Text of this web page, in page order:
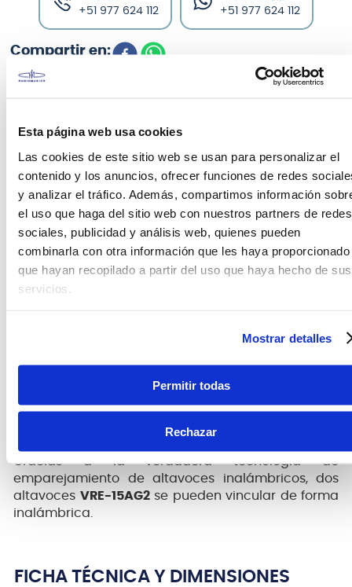
Esta página web usa cookies
Las cookies de este sitio web se usan para personalizar el
contenido y los anuncios, ofrecer funciones de redes
y analizar el tráfico. Además, compartimos información
el uso que haga del sitio web con nuestros partners de redes
sociales, publicidad y análisis web, quienes pueden
combinarla con otra información que les haya proporcionado
que hayan recopilado a partir del uso que haya hecho de sus
servicios.
Mostrar detalles
Permitir todas
Rechazar
+51 977 624 112 +51 977 624 112
CARACTERÍSTICAS DEL PRODUCTO
ElVRE-15AG2es la solución de audio ideal para
bandas, conferencias, anuncios, educación, fitness,
dj y más.
Con el mezclador de 3 canales integrado y la
capacidad de conectar micrófonos directamente,
los usuarios pueden usar el
VRE-15AG2
reproducción de audio a través de USB, tarjeta SD y
teléfonos móviles.
puede proyectar a audiencias de hasta 300
Gracias a la verdadera tecnología de
emparejamiento de altavoces inalámbricos, dos
altavoces VRE-15AG2se pueden vincular de forma
inalámbrica.
FICHA TÉCNICA Y DIMENSIONES